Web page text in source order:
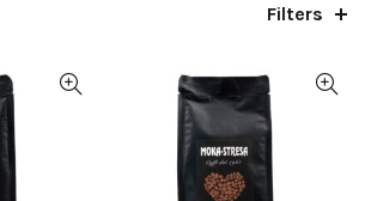
Filters